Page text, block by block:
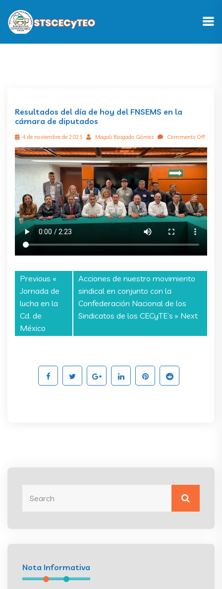
Resultados del día de hoy del FNSEMS en la
cámara de diputados
4 de noviembre de 2025 Magali Rasgado Gómez Comments Off
Previous «
Jornada de
lucha en la
Cd. de
México
Acciones de nuestro movimiento
sindical en conjunto con la
Confederación Nacional de los
Sindicatos de los CECyTE’s » Next
Nota Informativa